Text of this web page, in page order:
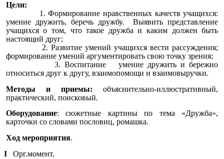
Цели:
1. Формирование нравственных качеств учащихся:
умение дружить, беречь дружбу. Выявить представление
учащихся о том, что такое дружба и каким должен быть
настоящий друг;
2. Развитие умений учащихся вести рассуждения;
формирование умений аргументировать свою точку зрения;
3. Воспитание умение дружить и бережно
относиться друг к другу, взаимопомощи и взаимовыручки.
Методы и приемы: объяснительно-иллюстративный,
практический, поисковый.
Оборудование: сюжетные картины по тема «Дружба»,
карточки со словами пословиц, ромашка.
Ход мероприятия.
I Орг.момент.